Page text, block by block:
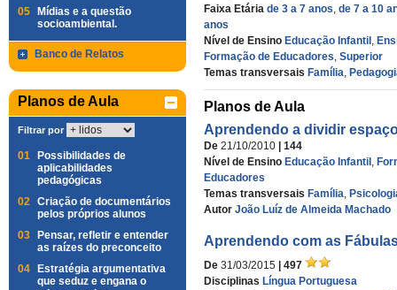
05
Mídias e a questão
socioambiental.
Banco de Relatos
Planos de Aula
Filtrar por
01
Possibilidades de
aplicabilidades
pedagógicas
02 Criação de documentários
pelos próprios alunos
03
Pensar, refletir e entender
as raízes do preconceito
04
Estratégia argumentativa
que seduz e engana o
Faixa Etária de 3 a 7 anos, de 7 a 10
anos
Nível de Ensino Educação Infantil ,
Formação de Educadores, Superior
Temas transversais Família,
Planos de Aula
Aprendendo a dividir
De 21/10/2010
| 144
Nível de Ensino Educação Infantil ,
Educadores
Temas transversais Família,
Autor João Luíz de Almeida Machado
Aprendendo com as
De 31/03/2015
| 497
Disciplinas Língua Portuguesa